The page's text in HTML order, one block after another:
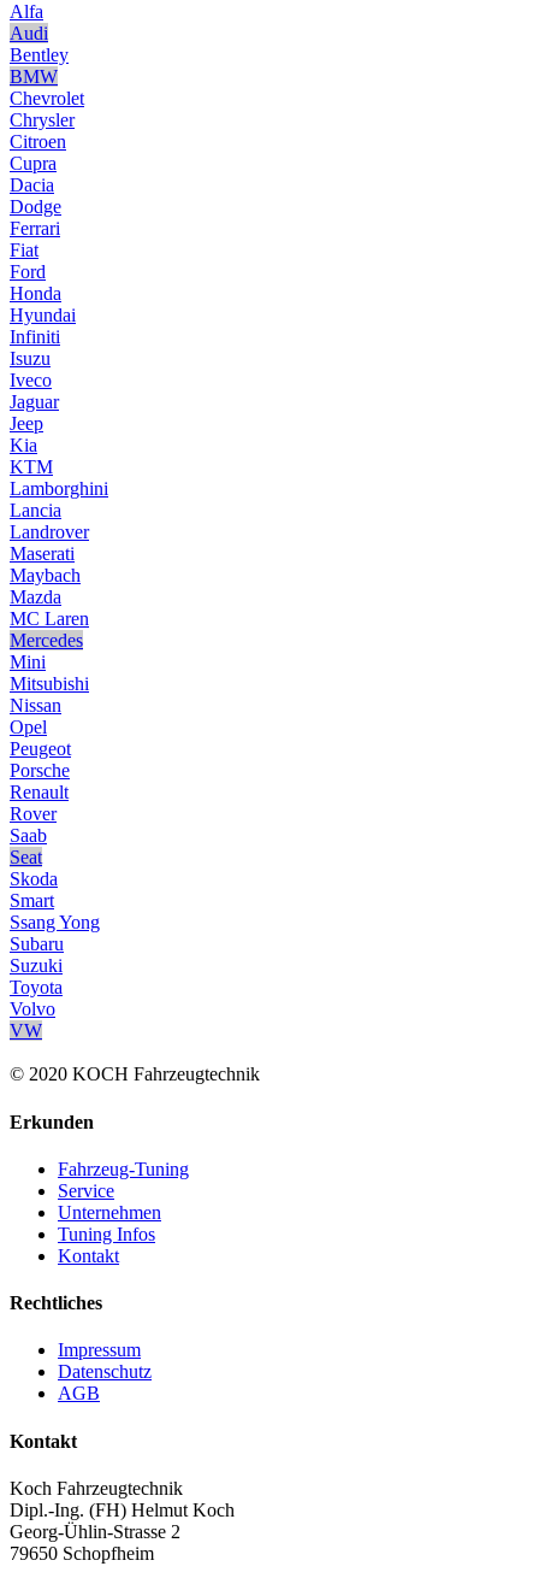
Alfa
Audi
Bentley
BMW
Chevrolet
Chrysler
Citroen
Cupra
Dacia
Dodge
Ferrari
Fiat
Ford
Honda
Hyundai
Infiniti
Isuzu
Iveco
Jaguar
Jeep
Kia
KTM
Lamborghini
Lancia
Landrover
Maserati
Maybach
Mazda
MC Laren
Mercedes
Mini
Mitsubishi
Nissan
Opel
Peugeot
Porsche
Renault
Rover
Saab
Seat
Skoda
Smart
Ssang Yong
Subaru
Suzuki
Toyota
Volvo
VW
© 2020 KOCH Fahrzeugtechnik
Erkunden
Fahrzeug-Tuning
Service
Unternehmen
Tuning Infos
Kontakt
Rechtliches
Impressum
Datenschutz
AGB
Kontakt
Koch Fahrzeugtechnik
Dipl.-Ing. (FH) Helmut Koch
Georg-Ühlin-Strasse 2
79650 Schopfheim